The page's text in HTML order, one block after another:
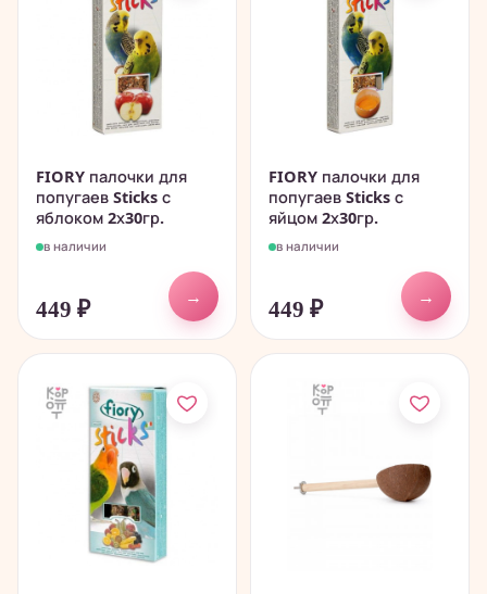
FIORY палочки для
попугаев Sticks с
яблоком 2х30гр.
в наличии
449 ₽
→
FIORY палочки для
попугаев Sticks с
яйцом 2х30гр.
в наличии
449 ₽
→